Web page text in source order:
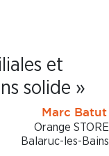
et
solide »
Marc Batut
Orange STORE
Balaruc-les-Bains